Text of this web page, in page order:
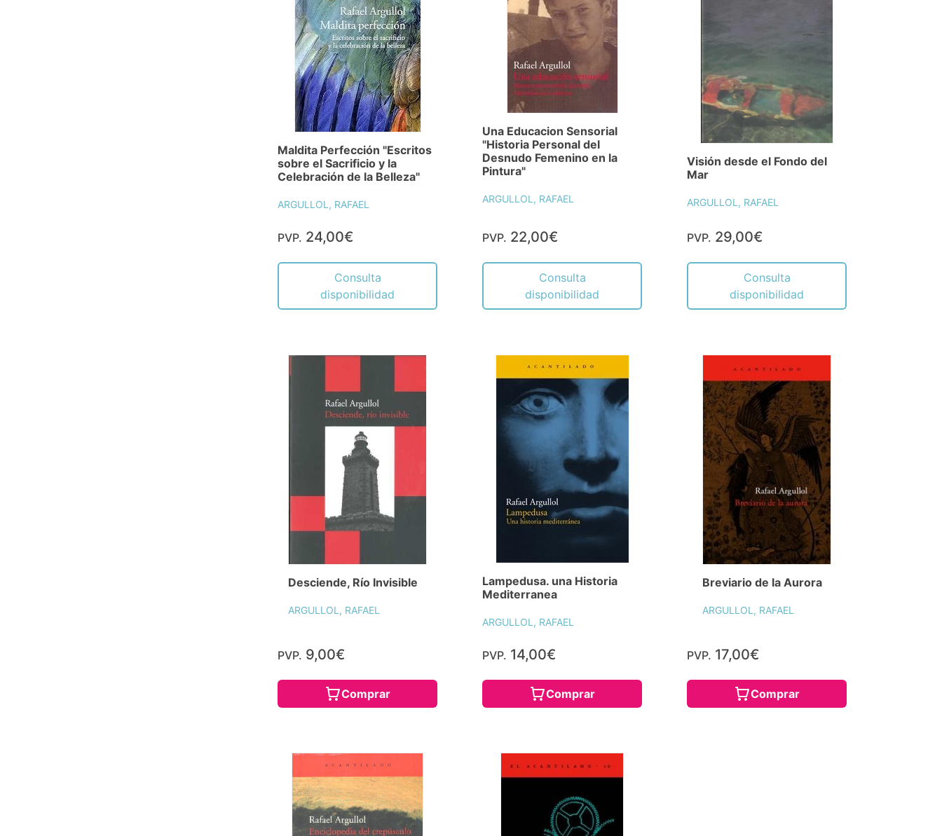
Maldita Perfección "Escritos
sobre el Sacrificio y la
Celebración de la Belleza"
ARGULLOL, RAFAEL
PVP. 24,00€
Consulta
disponibilidad
Una Educacion Sensorial
"Historia Personal del
Desnudo Femenino en la
Pintura"
ARGULLOL, RAFAEL
PVP. 22,00€
Consulta
disponibilidad
Visión desde el Fondo del
Mar
ARGULLOL, RAFAEL
PVP. 29,00€
Consulta
disponibilidad
Desciende, Río Invisible
ARGULLOL, RAFAEL
PVP. 9,00€
Comprar
Lampedusa. una Historia
Mediterranea
ARGULLOL, RAFAEL
PVP. 14,00€
Comprar
Breviario de la Aurora
ARGULLOL, RAFAEL
PVP. 17,00€
Comprar